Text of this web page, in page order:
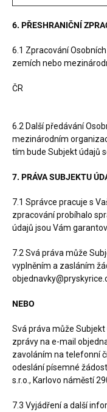
6. PŘESHRANIČNÍ
6.1 Zpracování
zemích nebo
ČR
6.2 Další předávání
mezinárodním
tím bude Subjekt údajů
7. PRÁVA SUBJEKTU
7.1 Správce pracuje s
zpracování probíhalo
údajů jsou Vám
7.2 Svá práva může
vyplněním a zasláním
NEBO
Svá práva může
zprávy na e-mail
zavoláním na telefonní
odeslání písemné
s.r.o., Karlovo náměstí
7.3 Vyjádření a další